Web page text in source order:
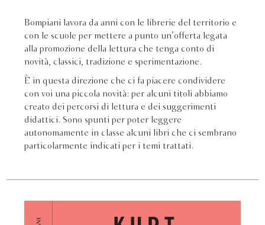
Bompiani lavora da anni con le librerie del territorio e
con le scuole per mettere a punto un’offerta legata
alla promozione della lettura che tenga conto di
novità, classici, tradizione e sperimentazione.
È in questa direzione che ci fa piacere condividere
con voi una piccola novità: per alcuni titoli abbiamo
creato dei percorsi di lettura e dei suggerimenti
didattici. Sono spunti per poter leggere
autonomamente in classe alcuni libri che ci sembrano
particolarmente indicati per i temi trattati.